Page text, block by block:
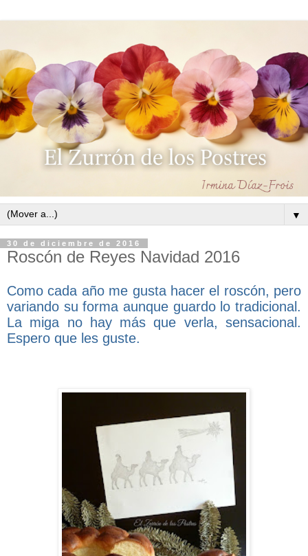
▼
30 de diciembre de 2016
Roscón de Reyes Navidad 2016
Como cada año me gusta hacer el roscón, pero
variando su forma aunque guardo lo tradicional.
La miga no hay más que verla, sensacional.
Espero que les guste.